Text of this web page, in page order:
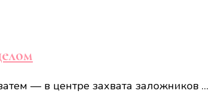
— в центре захвата заложников …